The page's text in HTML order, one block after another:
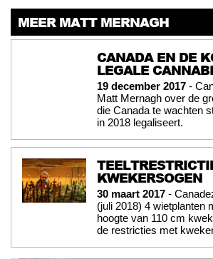
MEER MATT MERNAGH
CANADA EN DE
LEGALE
19 december 2017 -
Matt Mernagh over de
die Canada te wachten
in 2018 legaliseert.
KWEKERSOGEN
30 maart 2017 -
(juli 2018) 4 wietplanten
hoogte van 110 cm
de restricties met